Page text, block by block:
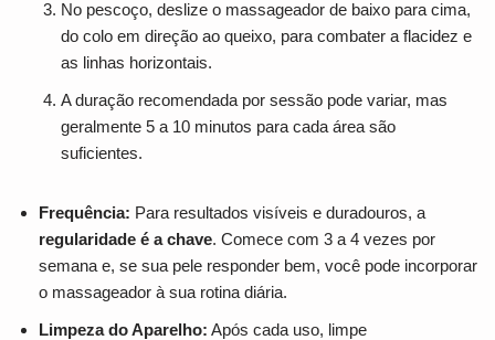
No pescoço, deslize o massageador de baixo para cima,
do colo em direção ao queixo, para combater a flacidez e
as linhas horizontais.
A duração recomendada por sessão pode variar, mas
geralmente 5 a 10 minutos para cada área são
suficientes.
Frequência: Para resultados visíveis e duradouros, a
regularidade é a chave. Comece com 3 a 4 vezes por
semana e, se sua pele responder bem, você pode incorporar
o massageador à sua rotina diária.
Limpeza do Aparelho: Após cada uso, limpe